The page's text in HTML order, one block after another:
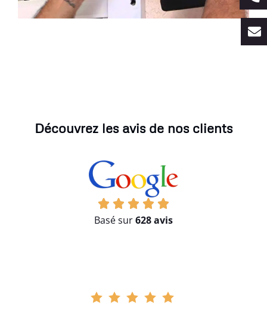
Découvrez les avis de nos clients
Basé sur628 avis